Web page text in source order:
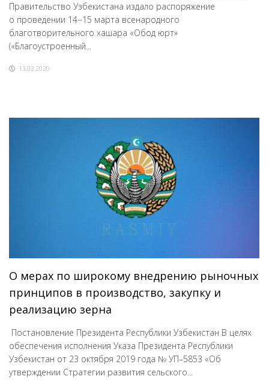
Правительство Узбекистана издало распоряжение
о проведении 14−15 марта всенародного
благотворительного хашара «Обод юрт»
(«Благоустроенный...
13.03.2020
О мерах по широкому внедрению рыночных
принципов в производство, закупку и
реализацию зерна
Постановление Президента Республики Узбекистан В целях
обеспечения исполнения Указа Президента Республики
Узбекистан от 23 октября 2019 года № УП–5853 «Об
утверждении Стратегии развития сельского...